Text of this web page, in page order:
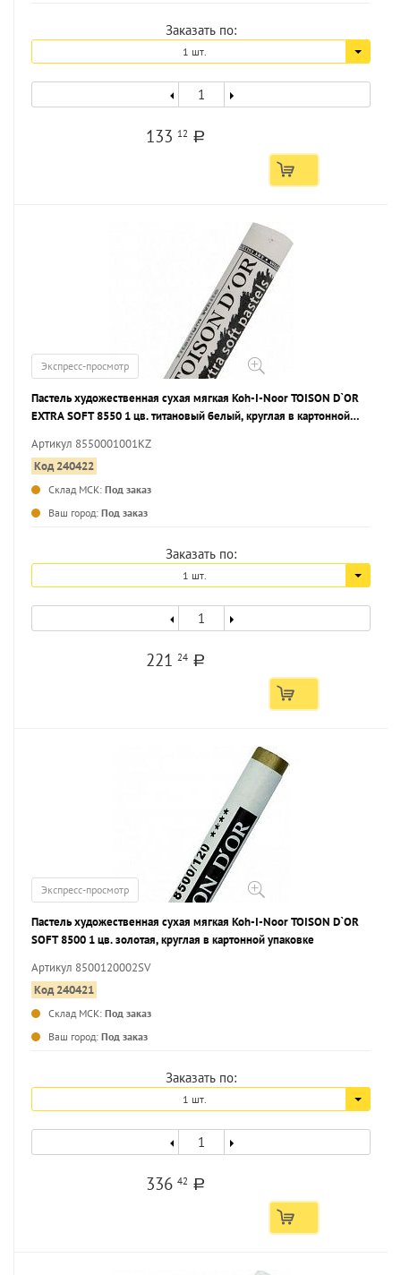
Заказать по:
1 шт.
133 12 a
Экспресс-просмотр
Пастель художественная сухая мягкая Koh-I-Noor TOISON D`OR
EXTRA SOFT 8550 1 цв. титановый белый, круглая в картонной
Артикул 8550001001KZ
Код 240422
Склад МСК: Под заказ
Ваш город: Под заказ
Заказать по:
1 шт.
22124 a
Экспресс-просмотр
Пастель художественная сухая мягкая Koh-I-Noor TOISON D`OR
SOFT 8500 1 цв. золотая, круглая в картонной упаковке
Артикул 8500120002SV
Код 240421
Склад МСК: Под заказ
Ваш город: Под заказ
Заказать по:
1 шт.
33642 a